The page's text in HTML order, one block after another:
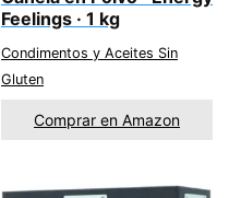
Feelings · 1 kg
Condimentos y Aceites Sin
Gluten
Comprar en Amazon